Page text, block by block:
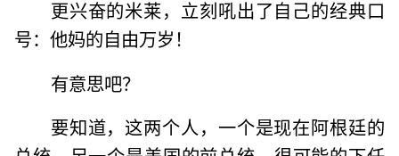
更兴奋的米莱，立刻吼出了自己的经典口
号：他妈的自由万岁！
有意思吧？
要知道，这两个人，一个是现在阿根廷的